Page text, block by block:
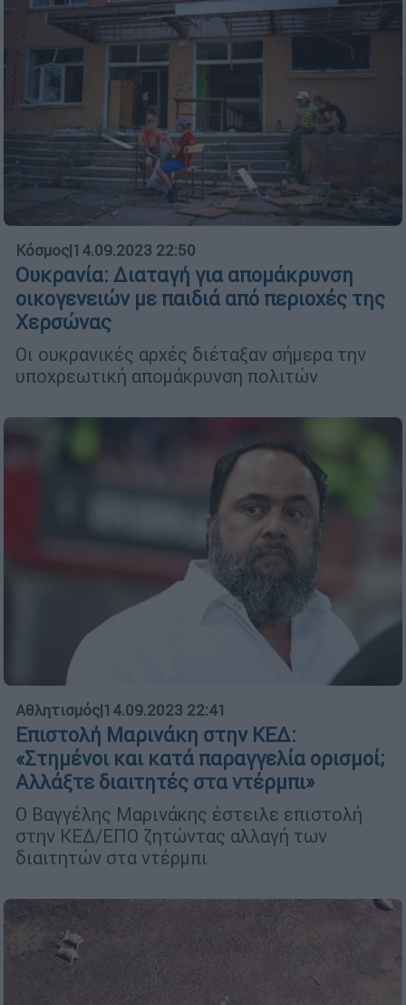
Κόσμος|14.09.2023 22:50
Ουκρανία: Διαταγή για απομάκρυνση
οικογενειών με παιδιά από περιοχές της
Χερσώνας
Οι ουκρανικές αρχές διέταξαν σήμερα την
υποχρεωτική απομάκρυνση πολιτών
Αθλητισμός|14.09.2023 22:41
Επιστολή Μαρινάκη στην ΚΕΔ:
«Στημένοι και κατά παραγγελία ορισμοί;
Αλλάξτε διαιτητές στα ντέρμπι»
Ο Βαγγέλης Μαρινάκης έστειλε επιστολή
στην ΚΕΔ/ΕΠΟ ζητώντας αλλαγή των
διαιτητών στα ντέρμπι